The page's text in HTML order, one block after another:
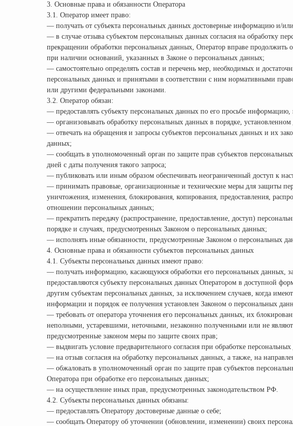
3. Основные права и обязанности Оператора
3.1. Оператор имеет право:
— получать от субъекта персональных данных достоверные информацию и/
— в случае отзыва субъектом персональных данных согласия на обработку
прекращении обработки персональных данных, Оператор вправе продолжить
при наличии оснований, указанных в Законе о персональных данных;
— самостоятельно определять состав и перечень мер, необходимых и
персональных данных и принятыми в соответствии с ним нормативными
или другими федеральными законами.
3.2. Оператор обязан:
— предоставлять субъекту персональных данных по его просьбе
— организовывать обработку персональных данных в порядке,
— отвечать на обращения и запросы субъектов персональных данных и их
данных;
— сообщать в уполномоченный орган по защите прав субъектов
дней с даты получения такого запроса;
— публиковать или иным образом обеспечивать неограниченный доступ к
— принимать правовые, организационные и технические меры для защиты
уничтожения, изменения, блокирования, копирования, предоставления,
отношении персональных данных;
— прекратить передачу (распространение, предоставление, доступ)
порядке и случаях, предусмотренных Законом о персональных данных;
— исполнять иные обязанности, предусмотренные Законом о персональных
4. Основные права и обязанности субъектов персональных данных
4.1. Субъекты персональных данных имеют право:
— получать информацию, касающуюся обработки его персональных данных,
предоставляются субъекту персональных данных Оператором в доступной
другим субъектам персональных данных, за исключением случаев, когда
информации и порядок ее получения установлен Законом о персональных
— требовать от оператора уточнения его персональных данных, их
неполными, устаревшими, неточными, незаконно полученными или не
предусмотренные законом меры по защите своих прав;
— выдвигать условие предварительного согласия при обработке
— на отзыв согласия на обработку персональных данных, а также, на
— обжаловать в уполномоченный орган по защите прав субъектов
Оператора при обработке его персональных данных;
— на осуществление иных прав, предусмотренных законодательством РФ.
4.2. Субъекты персональных данных обязаны:
— предоставлять Оператору достоверные данные о себе;
— сообщать Оператору об уточнении (обновлении, изменении) своих